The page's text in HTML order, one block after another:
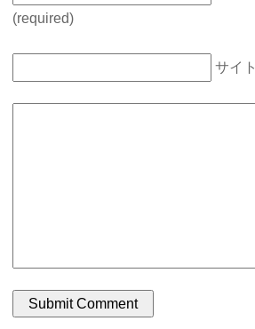
(required)
サイト